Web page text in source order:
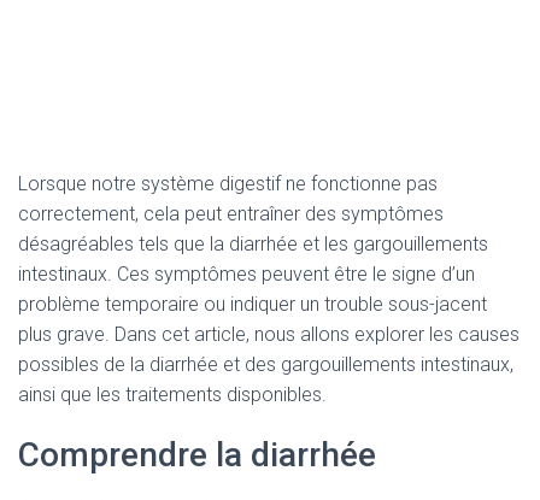
Lorsque notre système digestif ne fonctionne pas
correctement, cela peut entraîner des symptômes
désagréables tels que la diarrhée et les gargouillements
intestinaux. Ces symptômes peuvent être le signe d’un
problème temporaire ou indiquer un trouble sous-jacent
plus grave. Dans cet article, nous allons explorer les causes
possibles de la diarrhée et des gargouillements intestinaux,
ainsi que les traitements disponibles.
Comprendre la diarrhée